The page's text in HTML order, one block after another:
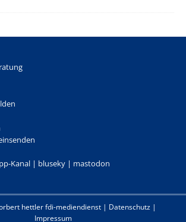
Kanal | bluseky | mastodon
hettlerfdi-mediendienst | Datenschutz |
Impressum